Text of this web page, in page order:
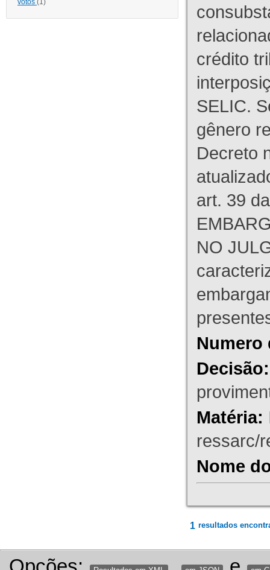
votos (1)
crédito
SELIC.
gênero
Decreto
art. 39
NO
Numero
Decisão:
Matéria:
ressarc/
Nome
1 resultados